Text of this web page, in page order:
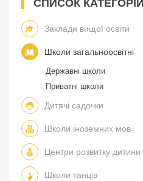
СПИСОК КАТЕГОРІЙ
Заклади вищої освіти
Школи загальноосвітні
Державні школи
Приватні школи
Дитячі садочки
Школи іноземних мов
Центри розвитку дитини
Школи танців